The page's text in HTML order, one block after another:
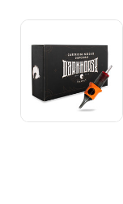
Количество